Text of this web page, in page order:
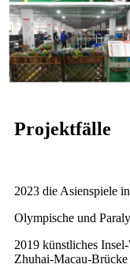
Projektfälle
2023 die Asienspiele
Olympische und
2019 künstliches
Zhuhai-Macau-Brücke